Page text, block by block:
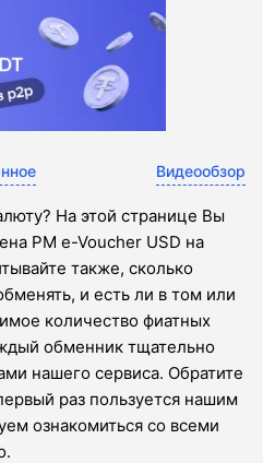
Видеообзор
На этой странице Вы
PM e-Voucher USD на
также, сколько
и есть ли в том или
количество фиатных
обменник тщательно
нашего сервиса. Обратите
раз пользуется нашим
ознакомиться со всеми